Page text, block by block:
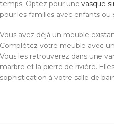
temps. Optez pour une vasque
pour les familles avec enfants
Vous avez déjà un meuble
Complétez votre meuble avec
Vous les retrouverez dans une
marbre et la pierre de rivière.
sophistication à votre salle de